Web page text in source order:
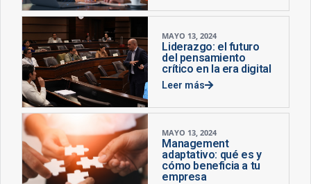
MAYO 13, 2024
Liderazgo: el futuro
del pensamiento
crítico en la era digital
Leer más
MAYO 13, 2024
Management
adaptativo: qué es y
cómo beneficia a tu
empresa